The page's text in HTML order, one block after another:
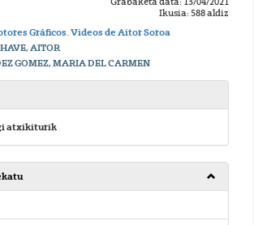
Ikusia: 588 aldiz
Gráficos. Videos de Aitor Soroa
AITOR
GOMEZ, MARIA DEL CARMEN
atxikiturik